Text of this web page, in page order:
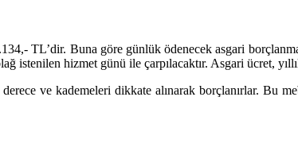
TL’dir. Buna göre günlük ödenecek asgari
istenilen hizmet günü ile çarpılacaktır. Asgari ücret,
ve kademeleri dikkate alınarak borçlanırlar. Bu